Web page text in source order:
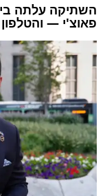
השתיקה עלתה
פאוצ'י —